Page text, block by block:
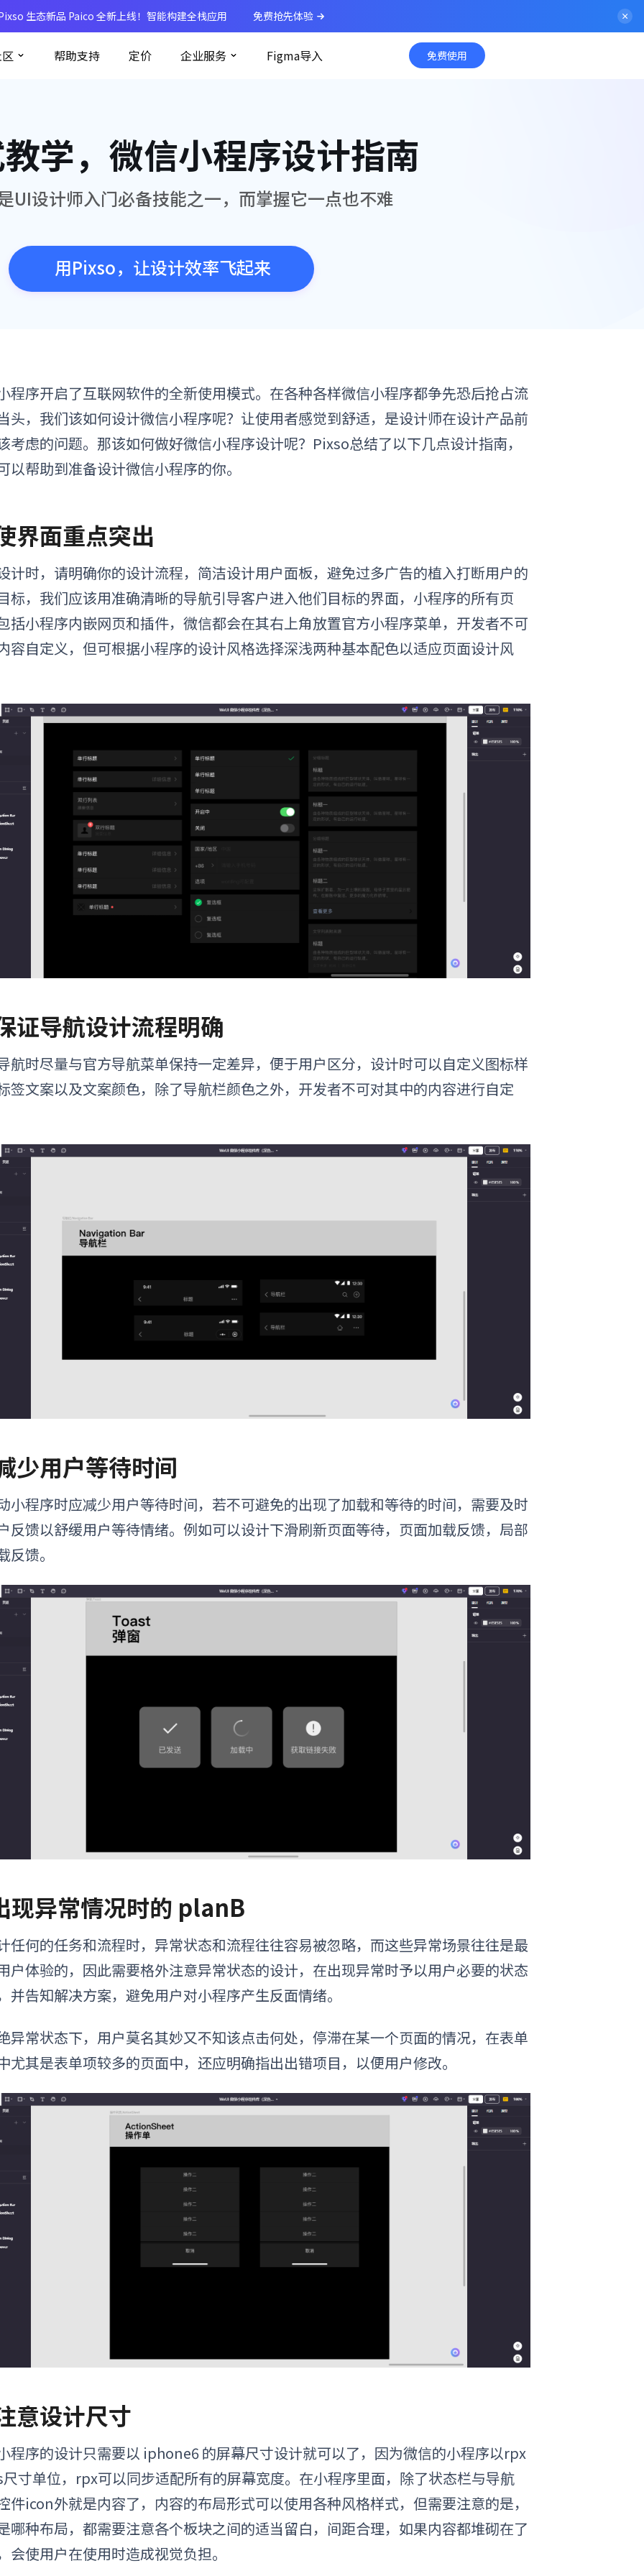
生态新品 Paico 全新上线！智能构建全栈应用 免费抢先体验
帮助支持 定价 企业服务 Figma导入 免费使用
学，微信小程序设计指南
UI设计师入门必备技能之一，而掌握它一点也不难
用Pixso，让设计效率飞起来
程序开启了互联网软件的全新使用模式。在各种各样微信小程序都争先恐后抢占流
头，我们该如何设计微信小程序呢？让使用者感觉到舒适，是设计师在设计产品前
考虑的问题。 那该如何做好微信小程序设计呢？Pixso总结了以下几点设计指南，
以帮助到准备设计微信小程序的你。
界面重点突出
计时，请明确你的设计流程，简洁设计用户面板，避免过多广告的植入打断用户的
标，我们应该用准确清晰的导航引导客户进入他们目标的界面， 小程序的所有页
括小程序内嵌网页和插件，微信都会在其右上角放置官方小程序菜单，开发者不可
容自定义，但可根据小程序的设计风格选择深浅两种基本配色以适应页面设计风
证导航设计流程明确
航时尽量与官方导航菜单保持一定差异，便于用户区分，设计时可以自定义图标样
签文案以及文案颜色，除了导航栏颜色之外，开发者不可对其中的内容进行自定
少用户等待时间
小程序时应减少用户等待时间，若不可避免的出现了加载和等待的时间，需要及时
反馈以舒缓用户等待情绪。例如可以设计下滑刷新页面等待，页面加载反馈，局部
反馈。
现异常情况时的 planB
任何的任务和流程时，异常状态和流程往往容易被忽略，而这些异常场景往往是最
户体验的，因此需要格外注意异常状态的设计，在出现异常时予以用户必要的状态
并告知解决方案，避免用户对小程序产生反面情绪。
异常状态下，用户莫名其妙又不知该点击何处，停滞在某一个页面的情况，在表单
尤其是表单项较多的页面中，还应明确指出出错项目，以便用户修改。
意设计尺寸
程序的设计只需要以 iphone6的屏幕尺寸设计就可以了，因为微信的小程序以rpx
寸单位，rpx可以同步适配所有的屏幕宽度。在小程序里面，除了状态栏与导航
件icon外就是内容了，内容的布局形式可以使用各种风格样式，但需要注意的是，
哪种布局，都需要注意各个板块之间的适当留白，间距合理，如果内容都堆砌在了
会使用户在使用时造成视觉负担。